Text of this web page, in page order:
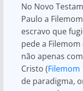
No Novo
Paulo a
escravo que
pede a
não apenas
Cristo (Filemom
de paradigma,